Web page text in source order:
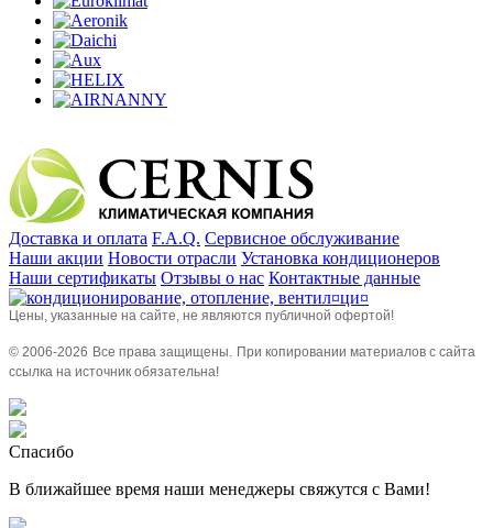
Доставка и оплата F.A.Q. Сервисное обслуживание
Наши акции Новости отрасли Установка кондиционеров
Наши сертификаты Отзывы о нас Контактные данные
Цены, указанные на сайте, не являются публичной офертой!
© 2006-2026 Все права защищены. При копировании материалов с сайта
ссылка на источник обязательна!
Спасибо
В ближайшее время наши менеджеры свяжутся с Вами!